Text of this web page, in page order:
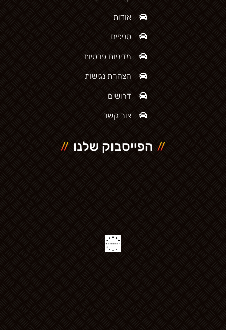
אודות
סניפים
מדיניות פרטיות
הצהרת נגישות
דרושים
צור קשר
הפייסבוק שלנו